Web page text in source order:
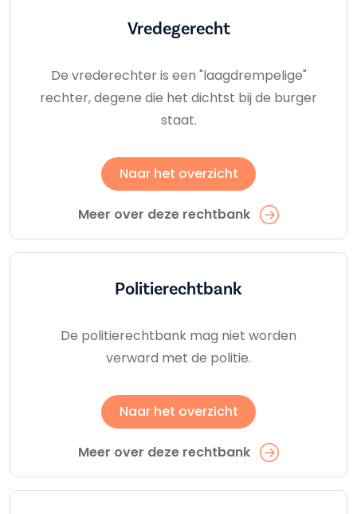
Vredegerecht
De vrederechter is een "laagdrempelige"
rechter, degene die het dichtst bij de burger
staat.
Naar het overzicht
Meer over deze rechtbank
Politierechtbank
De politierechtbank mag niet worden
verward met de politie.
Naar het overzicht
Meer over deze rechtbank